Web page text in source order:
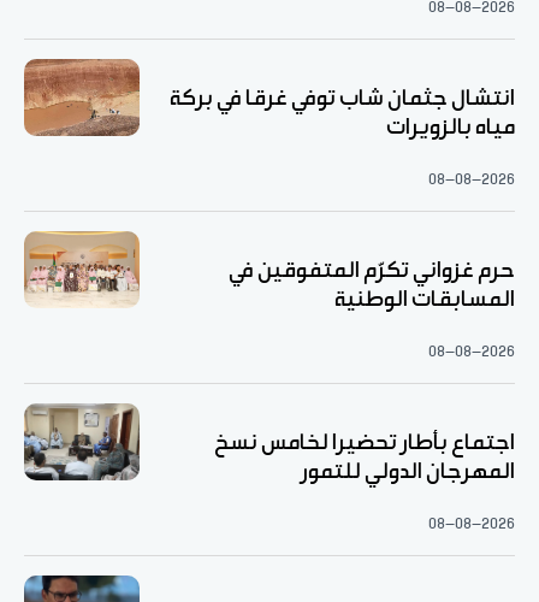
08-08-2026
انتشال جثمان شاب توفي غرقا في بركة
مياه بالزويرات
08-08-2026
حرم غزواني تكرّم المتفوقين في
المسابقات الوطنية
08-08-2026
اجتماع بأطار تحضيرا لخامس نسخ
المهرجان الدولي للتمور
08-08-2026